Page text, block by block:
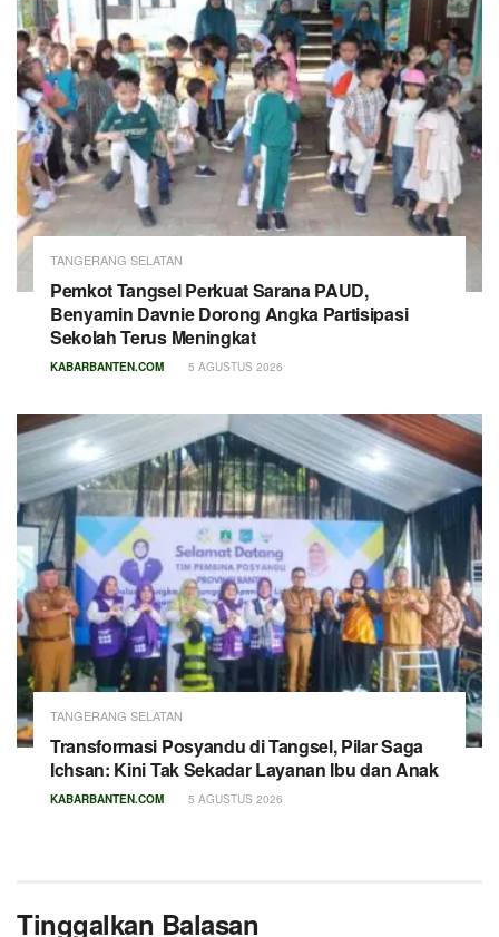
TANGERANG SELATAN
Pemkot Tangsel Perkuat Sarana PAUD,
Benyamin Davnie Dorong Angka Partisipasi
Sekolah Terus Meningkat
KABARBANTEN.COM 5 AGUSTUS 2026
TANGERANG SELATAN
Transformasi Posyandu di Tangsel, Pilar Saga
Ichsan: Kini Tak Sekadar Layanan Ibu dan Anak
KABARBANTEN.COM 5 AGUSTUS 2026
Tinggalkan Balasan